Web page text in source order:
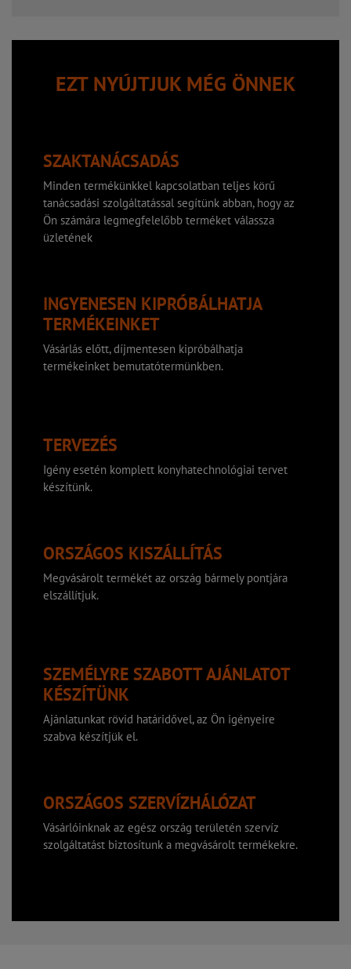
EZT NYÚJTJUK MÉG ÖNNEK
SZAKTANÁCSADÁS
Minden termékünkkel kapcsolatban teljes körű
tanácsadási szolgáltatással segítünk abban, hogy az
Ön számára legmegfelelőbb terméket válassza
üzletének
INGYENESEN KIPRÓBÁLHATJA
TERMÉKEINKET
Vásárlás előtt, díjmentesen kipróbálhatja
termékeinket bemutatótermünkben.
TERVEZÉS
Igény esetén komplett konyhatechnológiai tervet
készítünk.
ORSZÁGOS KISZÁLLÍTÁS
Megvásárolt termékét az ország bármely pontjára
elszállítjuk.
SZEMÉLYRE SZABOTT AJÁNLATOT
KÉSZÍTÜNK
Ajánlatunkat rövid határidővel, az Ön igényeire
szabva készítjük el.
ORSZÁGOS SZERVÍZHÁLÓZAT
Vásárlóinknak az egész ország területén szervíz
szolgáltatást biztosítunk a megvásárolt termékekre.